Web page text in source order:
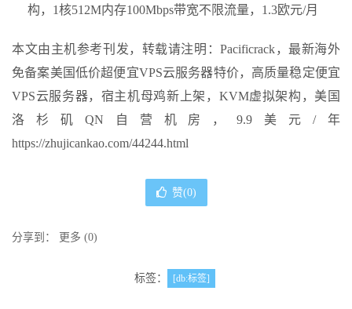
构，1核512M内存100Mbps带宽不限流量，1.3欧元/月
本文由主机参考刊发，转载请注明：Pacificrack，最新海外
免备案美国低价超便宜VPS云服务器特价，高质量稳定便宜
VPS云服务器，宿主机母鸡新上架，KVM虚拟架构，美国
洛杉矶QN自营机房，9.9美元/年
https://zhujicankao.com/44244.html
赞(0)
分享到： 更多 (0)
标签： [db:标签]